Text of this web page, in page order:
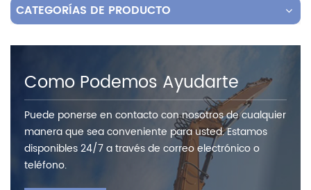
CATEGORÍAS DE PRODUCTO
Como Podemos Ayudarte
Puede ponerse en contacto con nosotros de cualquier
manera que sea conveniente para usted. Estamos
disponibles 24/7 a través de correo electrónico o
teléfono.